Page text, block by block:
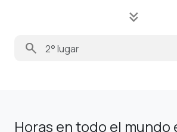
keyboard_double_arrow_down
search
Horas en todo el mundo